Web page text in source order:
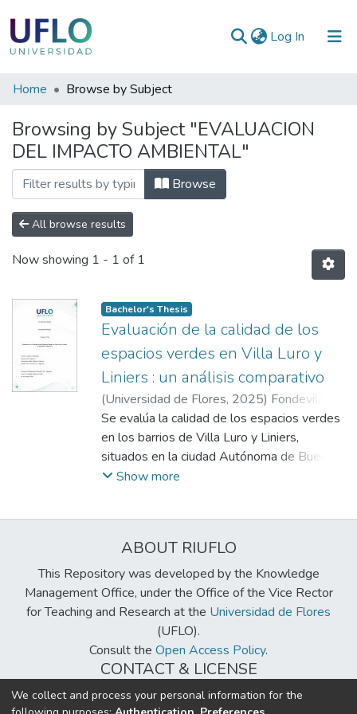
Log In (current)
Communities
Collections
All of RIUFLO
Home Browse by Subject
Browsing by Subject "EVALUACION
DEL IMPACTO AMBIENTAL"
Browse
All browse results
Now showing 1 - 1 of 1
Bachelor's Thesis
Evaluación de la calidad de los
espacios verdes en Villa Luro y
Liniers : un análisis comparativo
(Universidad de Flores, 2025) Fondevila
Villamayor, Javier;Faggi, Ana
Se evalúa la calidad de los espacios verdes
en los barrios de Villa Luro y Liniers,
situados en la ciudad Autónoma de Buenos
Aires. A través del uso de herramientas
accesibilidad y percepción de la seguridad
de estas áreas, revelando desigualdades
significativas entre ambos barrios. la
aplicación del Índice Compuesto de Calidad
(ICA), que integra dimensiones
morfológicas, ambientales, funcionales y de
seguridad e higiene, permitió identificar
biodiversidad, así como limitaciones en
Show more
ABOUT RIUFLO
This Repository was developed by the Knowledge
Management Office, under the Office of the Vice Rector
for Teaching and Research at the Universidad de Flores
(UFLO).
Consult the Open Access Policy.
CONTACT & LICENSE
biblioteca@uflouniversidad.edu.ar
We collect and process your personal information for the